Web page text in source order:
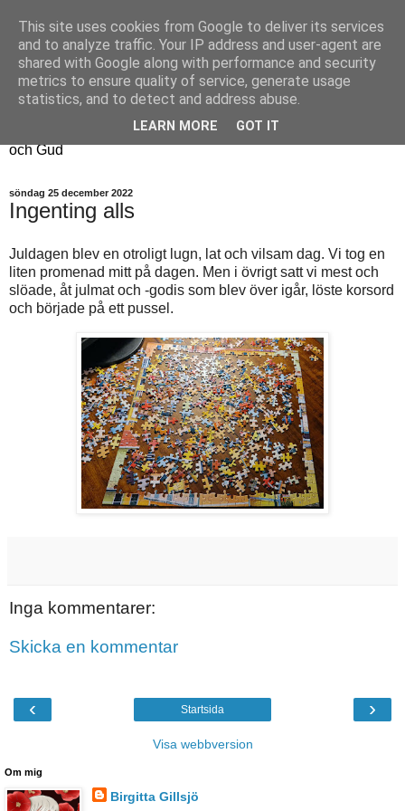
Fyren
Fyren finns för att sprida ljus i mörkret
För att påminna om guldkanterna i tillvaron
Här samsas jakt, hantverk, odling, och andra tankar om livet
och Gud
söndag 25 december 2022
Ingenting alls
Juldagen blev en otroligt lugn, lat och vilsam dag. Vi tog en
liten promenad mitt på dagen. Men i övrigt satt vi mest och
slöade, åt julmat och -godis som blev över igår, löste korsord
och började på ett pussel.
Inga kommentarer:
Skicka en kommentar
‹ ›
Startsida
Visa webbversion
Om mig
Birgitta Gillsjö
This site uses cookies from Google to deliver its services
and to analyze traffic. Your IP address and user-agent are
shared with Google along with performance and security
metrics to ensure quality of service, generate usage
statistics, and to detect and address abuse.
LEARN MORE GOT IT